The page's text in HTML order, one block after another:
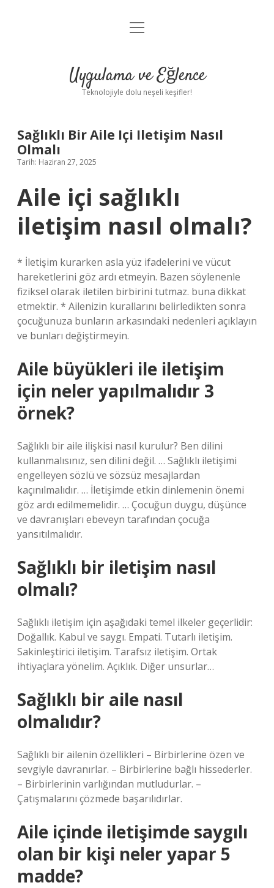
Anasayfa
Yasal Uyarı
menüyü
Uygulama ve Eğlence
Teknolojiyle dolu neşeli keşifler!
Sağlıklı Bir Aile Içi Iletişim Nasıl
Olmalı
Tarih: Haziran 27, 2025
Aile içi sağlıklı
iletişim nasıl olmalı?
* İletişim kurarken asla yüz ifadelerini ve vücut
hareketlerini göz ardı etmeyin. Bazen söylenenle
fiziksel olarak iletilen birbirini tutmaz. buna dikkat
etmektir. * Ailenizin kurallarını belirledikten sonra
çocuğunuza bunların arkasındaki nedenleri açıklayın
ve bunları değiştirmeyin.
Aile büyükleri ile iletişim
için neler yapılmalıdır 3
örnek?
Sağlıklı bir aile ilişkisi nasıl kurulur? Ben dilini
kullanmalısınız, sen dilini değil. … Sağlıklı iletişimi
engelleyen sözlü ve sözsüz mesajlardan
kaçınılmalıdır. … İletişimde etkin dinlemenin önemi
göz ardı edilmemelidir. … Çocuğun duygu, düşünce
ve davranışları ebeveyn tarafından çocuğa
yansıtılmalıdır.
Sağlıklı bir iletişim nasıl
olmalı?
Sağlıklı iletişim için aşağıdaki temel ilkeler geçerlidir:
Doğallık. Kabul ve saygı. Empati. Tutarlı iletişim.
Sakinleştirici iletişim. Tarafsız iletişim. Ortak
ihtiyaçlara yönelim. Açıklık. Diğer unsurlar…
Sağlıklı bir aile nasıl
olmalıdır?
Sağlıklı bir ailenin özellikleri – Birbirlerine özen ve
sevgiyle davranırlar. – Birbirlerine bağlı hissederler.
– Birbirlerinin varlığından mutludurlar. –
Çatışmalarını çözmede başarılıdırlar.
Aile içinde iletişimde saygılı
olan bir kişi neler yapar 5
madde?